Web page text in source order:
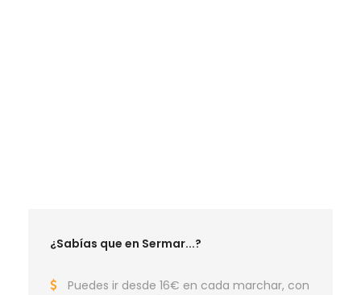
¿Sabías que en Sermar...?
Puedes ir desde 16€ en cada marchar, con